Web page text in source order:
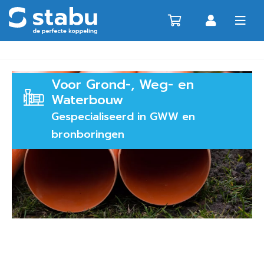
Voor Grond-, Weg- en
Waterbouw
Gespecialiseerd in GWW en
bronboringen